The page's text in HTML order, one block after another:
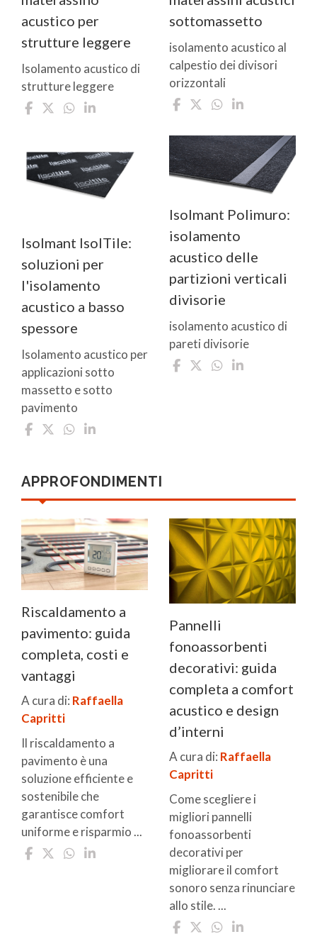
acustico per
strutture leggere
Isolamento acustico di
strutture leggere
sottomassetto
isolamento acustico al
calpestio dei divisori
orizzontali
Isolmant IsolTile:
soluzioni per
l'isolamento
acustico a basso
spessore
Isolamento acustico per
applicazioni sotto
massetto e sotto
pavimento
Isolmant Polimuro:
isolamento
acustico delle
partizioni verticali
divisorie
isolamento acustico di
pareti divisorie
APPROFONDIMENTI
Riscaldamento a
pavimento: guida
completa, costi e
vantaggi
A cura di: Raffaella
Capritti
Il riscaldamento a
pavimento è una
soluzione efficiente e
sostenibile che
garantisce comfort
uniforme e risparmio ...
Pannelli
fonoassorbenti
decorativi: guida
completa a comfort
acustico e design
d’interni
A cura di: Raffaella
Capritti
Come scegliere i
migliori pannelli
fonoassorbenti
decorativi per
migliorare il comfort
sonoro senza rinunciare
allo stile. ...